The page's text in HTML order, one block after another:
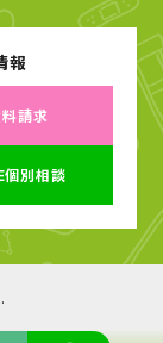
報
請求
個別相談